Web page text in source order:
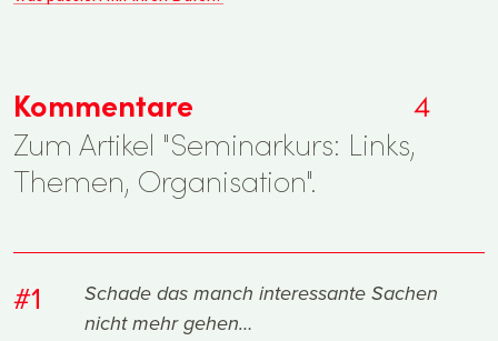
Kommentare
4
Zum Artikel "Seminarkurs: Links,
Themen, Organisation".
#1
Schade das manch interessante Sachen
nicht mehr gehen…